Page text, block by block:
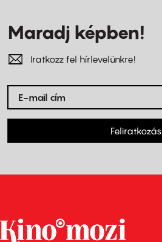
Maradj képben!
Iratkozz fel hírlevelünkre!
Feliratkozás